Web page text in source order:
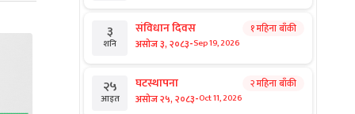
३
शनि
संविधान दिवस
असोज ३, २०८३-Sep 19, 2026
१ महिना बाँकी
२५
आइत
घटस्थापना
असोज २५, २०८३-Oct 11, 2026
२ महिना बाँकी